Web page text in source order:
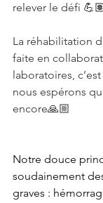
relever le défi
La réhabilitation
faite en
laboratoires,
nous espérons
encore🙏🏼
Notre douce
soudainement
graves :